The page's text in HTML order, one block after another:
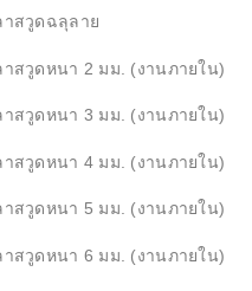
าสวูดฉลุลาย
สวูดหนา 2 มม. (งานภายใน)
สวูดหนา 3 มม. (งานภายใน)
สวูดหนา 4 มม. (งานภายใน)
สวูดหนา 5 มม. (งานภายใน)
สวูดหนา 6 มม. (งานภายใน)